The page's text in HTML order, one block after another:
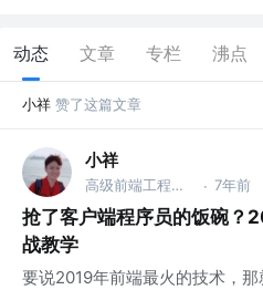
动态 文章 专栏 沸点
小祥 赞了这篇文章
小祥
高级前端工程师 @陌陌 · 7年前
抢了客户端程序员的饭碗
战教学
要说2019年前端最火的技术，